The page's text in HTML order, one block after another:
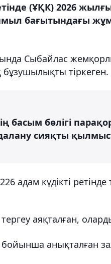
(ҰҚК) 2026
бағытындағы
Сыбайлас
тіркеген.
басым бөлігі
сияқты
адам күдікті ретінде
аяқталған,
бойынша анықталған